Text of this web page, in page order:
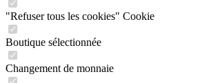
"Refuser tous les cookies" Cookie
Boutique sélectionnée
Changement de monnaie